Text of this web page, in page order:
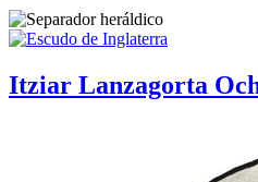
Itziar Lanzagorta